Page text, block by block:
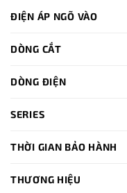
ĐIỆN ÁP NGÕ VÀO
DÒNG CẮT
DÒNG ĐIỆN
SERIES
THỜI GIAN BẢO HÀNH
THƯƠNG HIỆU